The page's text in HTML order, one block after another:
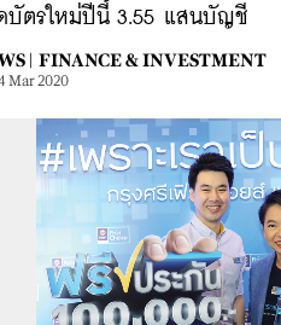
บัตรใหม่ปีนี้ 3.55 แสนบัญชี
| FINANCE & INVESTMENT
Mar 2020